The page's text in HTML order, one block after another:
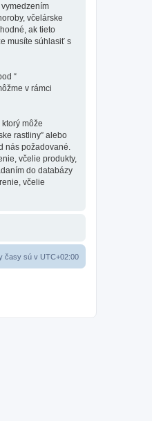
včelárske
ak tieto
musíte súhlasiť s
“
v rámci
môže
rastliny” alebo
nás požadované.
včelie produkty,
do databázy
včelie
časy sú v UTC+02:00